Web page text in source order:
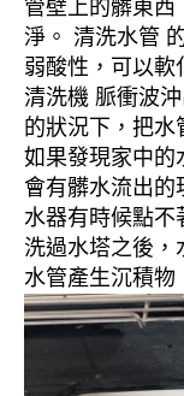
管壁上的髒東西
淨。 清洗水管
弱酸性，可以軟
清洗機 脈衝波
的狀況下，把水
如果發現家中的
會有髒水流出的
水器有時候點不
洗過水塔之後，
水管產生沉積物